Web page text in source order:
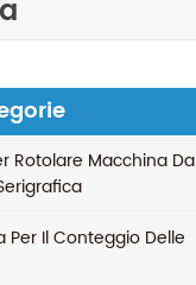
Rotolare Macchina Da
Per Il Conteggio Delle